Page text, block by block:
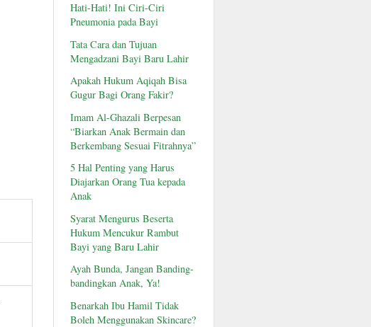
Hati-Hati! Ini Ciri-Ciri
Pneumonia pada Bayi
Tata Cara dan Tujuan
Mengadzani Bayi Baru Lahir
Apakah Hukum Aqiqah Bisa
Gugur Bagi Orang Fakir?
Imam Al-Ghazali Berpesan
“Biarkan Anak Bermain dan
Berkembang Sesuai Fitrahnya”
5 Hal Penting yang Harus
Diajarkan Orang Tua kepada
Anak
Syarat Mengurus Beserta
Hukum Mencukur Rambut
Bayi yang Baru Lahir
Ayah Bunda, Jangan Banding-
bandingkan Anak, Ya!
Benarkah Ibu Hamil Tidak
Boleh Menggunakan Skincare?